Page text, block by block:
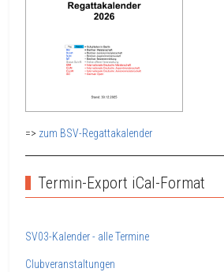
=> zum BSV-Regattakalender
Termin-Export iCal-Format
SV03-Kalender - alle Termine
Clubveranstaltungen